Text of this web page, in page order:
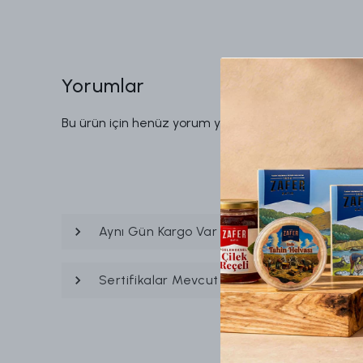
Yorumlar
Bu ürün için henüz yorum yapılmamış.
Aynı Gün Kargo Var mı ?
Sertifikalar Mevcut mu?